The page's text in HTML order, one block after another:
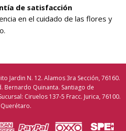
de satisfacción
en el cuidado de las flores y
Jardin N. 12. Alamos 3ra Sección, 76160.
Bernardo Quinanta. Santiago de
Ciruelos 137-5 Fracc. Jurica, 76100.